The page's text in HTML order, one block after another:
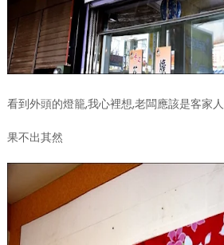
看到外頭的燈籠,我心裡想,老闆應該是客家人
果不出其然